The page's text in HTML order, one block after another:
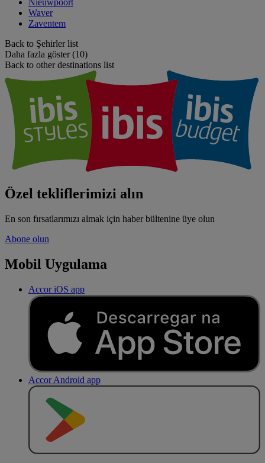
Nieuwpoort
Waver
Zaventem
Back to Şehirler list
Daha fazla göster (10)
Back to other destinations list
Özel tekliflerimizi alın
En son fırsatlarımızı almak için haber bültenine üye olun
Abone olun
Mobil Uygulama
Accor iOS app
Accor Android app